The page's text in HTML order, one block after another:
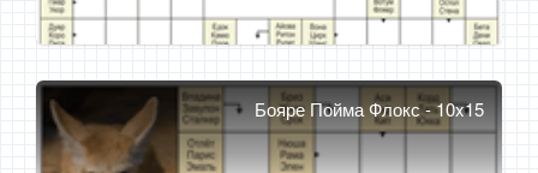
Бояре Пойма Флокс - 10x15